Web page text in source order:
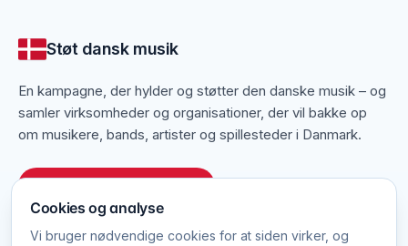
vedligeholde dit instrument.
Støt dansk musik
En kampagne, der hylder og støtter den danske musik – og
samler virksomheder og organisationer, der vil bakke op
om musikere, bands, artister og spillesteder i Danmark.
Cookies og analyse
Vi bruger nødvendige cookies for at siden virker, og